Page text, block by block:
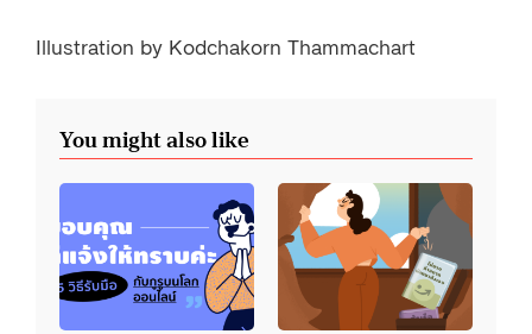
Illustration by Kodchakorn Thammachart
You might also like